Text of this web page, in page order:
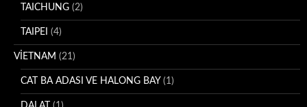
TAICHUNG (2)
TAIPEI (4)
VİETNAM (21)
CAT BA ADASI VE HALONG BAY (1)